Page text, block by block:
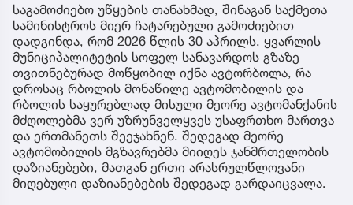
საგამოძიებო უწყების თანახმად, შინაგან საქმეთა
სამინისტროს მიერ ჩატარებული გამოძიებით
დადგინდა, რომ 2026 წლის 30 აპრილს, ყვარლის
მუნიციპალიტეტის სოფელ სანავარდოს გზაზე
თვითნებურად მოწყობილ იქნა ავტორბოლა, რა
დროსაც რბოლის მონაწილე ავტომობილის და
რბოლის საყურებლად მისული მეორე ავტომანქანის
მძღოლებმა ვერ უზრუნველყვეს უსაფრთხო მართვა
და ერთმანეთს შეეჯახნენ. შედეგად მეორე
ავტომობილის მგზავრებმა მიიღეს ჯანმრთელობის
დაზიანებები, მათგან ერთი არასრულწლოვანი
მიღებული დაზიანებების შედეგად გარდაიცვალა.